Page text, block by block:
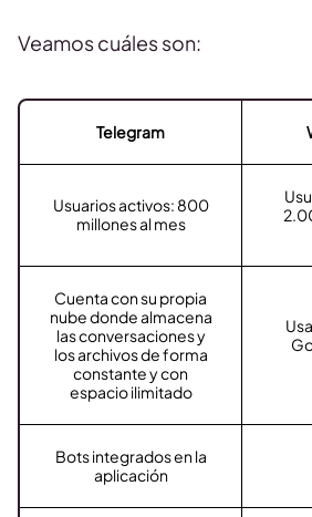
Veamos cuáles son:
Telegram
Usuarios activos: 800
millones al mes
Cuenta con su propia
nube donde almacena
las conversaciones y
los archivos de forma
constante y con
espacio ilimitado
Bots integrados en la
aplicación